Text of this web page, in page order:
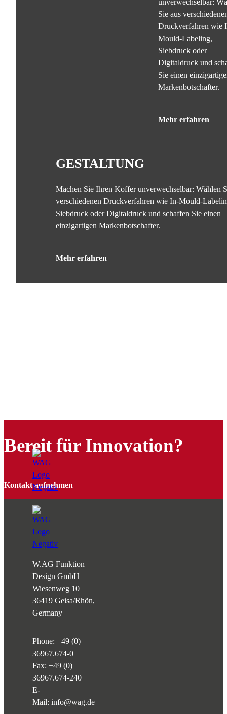
Sie aus
Druckverfahren wie
Mould-Labeling,
Siebdruck oder
Digitaldruck und
Sie einen
Markenbotschafter.
Mehr erfahren
GESTALTUNG
Machen Sie Ihren Koffer unverwechselbar: Wählen
verschiedenen Druckverfahren wie In-Mould-
Siebdruck oder Digitaldruck und schaffen Sie einen
einzigartigen Markenbotschafter.
Mehr erfahren
Bereit für Innovation?
Kontakt aufnehmen
W.AG Funktion +
Design GmbH
Wiesenweg 10
36419 Geisa/Rhön,
Germany
Phone: +49 (0)
36967.674-0
Fax: +49 (0)
36967.674-240
E-
Mail: info@wag.de